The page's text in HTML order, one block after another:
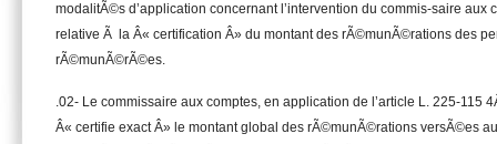
modalitÃ©s d’application concernant l’intervention du commis-saire aux
relative Ã la Â« certification Â» du montant des rÃ©munÃ©rations des
rÃ©munÃ©rÃ©es.
.02- Le commissaire aux comptes, en application de l’article L. 225-115
Â« certifie exact Â» le montant global des rÃ©munÃ©rations versÃ©es